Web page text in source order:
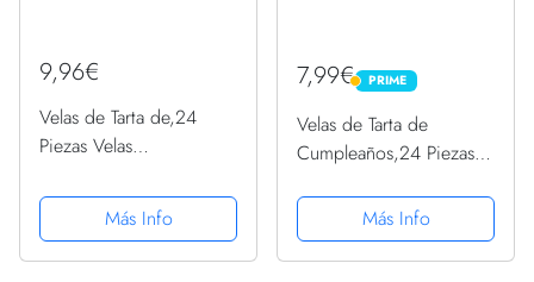
9,96€
Velas de Tarta de,24
Piezas Velas
de Cumpleaños con
Soportes,Velas Metálicas
para Cupcakes para
Más Info
7,99€ PRIME
PRIME
Velas de Tarta de
Cumpleaños,24 Piezas
Velas de Cumpleaños
con Soportes para
Cupcakes para
Más Info